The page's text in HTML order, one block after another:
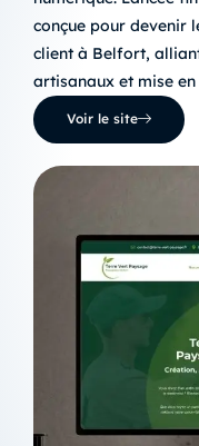
conçue pour devenir
client à Belfort,
artisanaux et mise
Voir le site